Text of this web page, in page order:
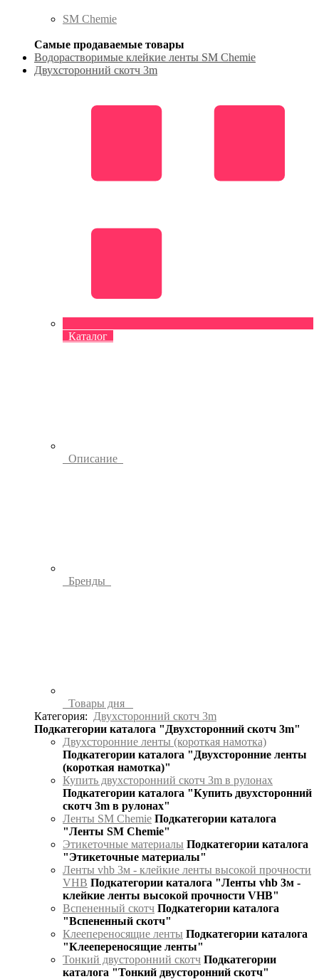
SM Chemie
Самые продаваемые товары
Водорастворимые клейкие ленты SM Chemie
Двухсторонний скотч 3m
Каталог
Описание
Бренды
Товары дня
Категория:
Двухсторонний скотч 3m
Подкатегории каталога "Двухсторонний скотч 3m"
Двухсторонние ленты (короткая намотка)
Подкатегории каталога "Двухсторонние ленты
(короткая намотка)"
Купить двухсторонний скотч 3m в рулонах
Подкатегории каталога "Купить двухсторонний
скотч 3m в рулонах"
Ленты SM Chemie Подкатегории каталога
"Ленты SM Chemie"
Этикеточные материалы Подкатегории каталога
"Этикеточные материалы"
Ленты vhb 3м - клейкие ленты высокой прочности
VHB Подкатегории каталога "Ленты vhb 3м -
клейкие ленты высокой прочности VHB"
Вспененный скотч Подкатегории каталога
"Вспененный скотч"
Клеепереносящие ленты Подкатегории каталога
"Клеепереносящие ленты"
Тонкий двусторонний скотч Подкатегории
каталога "Тонкий двусторонний скотч"